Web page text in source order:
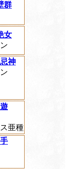
群
女
神
亜種